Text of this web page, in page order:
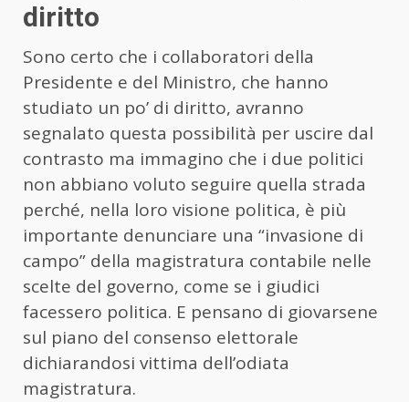
diritto
Sono certo che i collaboratori della
Presidente e del Ministro, che hanno
studiato un po’ di diritto, avranno
segnalato questa possibilità per uscire dal
contrasto ma immagino che i due politici
non abbiano voluto seguire quella strada
perché, nella loro visione politica, è più
importante denunciare una “invasione di
campo” della magistratura contabile nelle
scelte del governo, come se i giudici
facessero politica. E pensano di giovarsene
sul piano del consenso elettorale
dichiarandosi vittima dell’odiata
magistratura.